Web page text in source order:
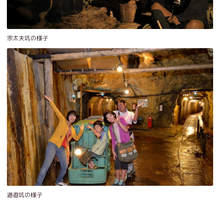
宗太夫坑の様子
道遊坑の様子